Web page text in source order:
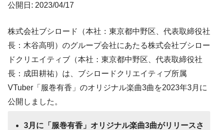
公開日: 2023/04/17
株式会社ブシロード（本社：東京都中野区、代表取締役社
長：木谷高明）のグループ会社にあたる株式会社ブシロー
ドクリエイティブ（本社：東京都中野区、代表取締役社
⻑：成⽥耕祐）は、ブシロードクリエイティブ所属
VTuber「服巻有香」のオリジナル楽曲3曲を2023年3月に
公開しました。
3月に「服巻有香」オリジナル楽曲3曲がリリースさ